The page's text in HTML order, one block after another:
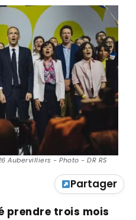
Aubervilliers - Photo - DR RS
Partager
prendre trois mois